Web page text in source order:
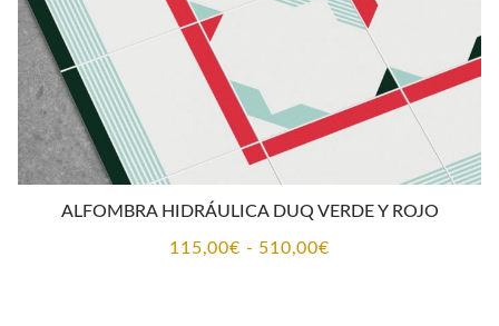
ALFOMBRA HIDRÁULICA DUQ VERDE Y ROJO
115,00€ - 510,00€Rango